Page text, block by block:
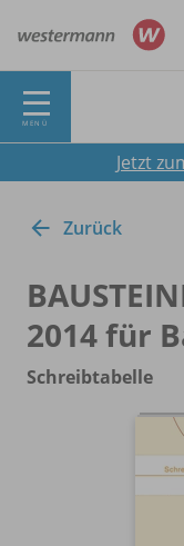
MENÜ
Jetzt
Zurück
2014 für
Schreibtabelle